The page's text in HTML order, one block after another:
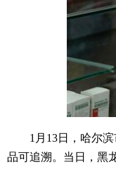
1月13日，哈尔滨
品可追溯。当日，黑